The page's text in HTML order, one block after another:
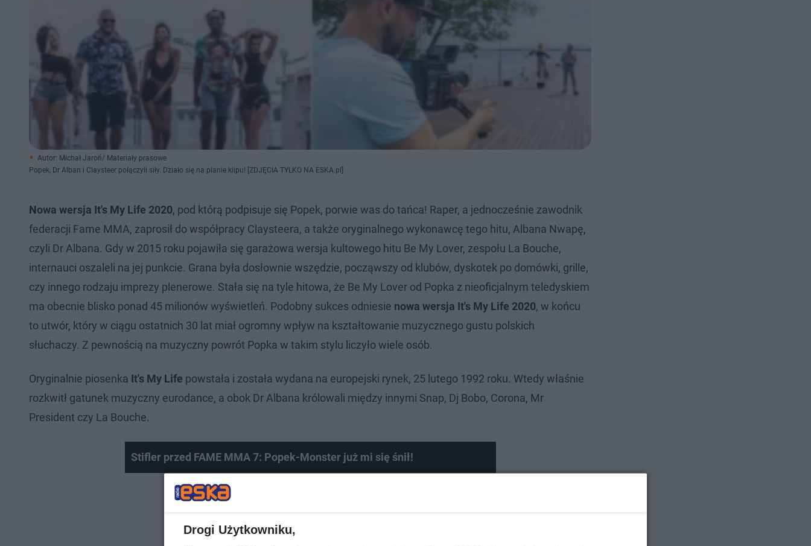
Autor: Michał Jaroń/ Materiały prasowe
Popek, Dr Alban i Claysteer połączyli siły. Działo się na planie klipu! [ZDJĘCIA TYLKO NA ESKA.pl]
Nowa wersja It's My Life 2020, pod którą podpisuje się Popek, porwie was do tańca! Raper, a jednocześnie zawodnik
federacji Fame MMA, zaprosił do współpracy Claysteera, a także oryginalnego wykonawcę tego hitu, Albana Nwapę,
czyli Dr Albana. Gdy w 2015 roku pojawiła się garażowa wersja kultowego hitu Be My Lover, zespołu La Bouche,
internauci oszaleli na jej punkcie. Grana była dosłownie wszędzie, począwszy od klubów, dyskotek po domówki, grille,
czy innego rodzaju imprezy plenerowe. Stała się na tyle hitowa, że Be My Lover od Popka z nieoficjalnym teledyskiem
ma obecnie blisko ponad 45 milionów wyświetleń. Podobny sukces odniesie nowa wersja It's My Life 2020, w końcu
to utwór, który w ciągu ostatnich 30 lat miał ogromny wpływ na kształtowanie muzycznego gustu polskich
słuchaczy. Z pewnością na muzyczny powrót Popka w takim stylu liczyło wiele osób.
Oryginalnie piosenka It's My Life powstała i została wydana na europejski rynek, 25 lutego 1992 roku. Wtedy właśnie
rozkwitł gatunek muzyczny eurodance, a obok Dr Albana królowali między innymi Snap, Dj Bobo, Corona, Mr
President czy La Bouche.
Stifler przed FAME MMA 7: Popek-Monster już mi się śnił!
Drogi Użytkowniku,